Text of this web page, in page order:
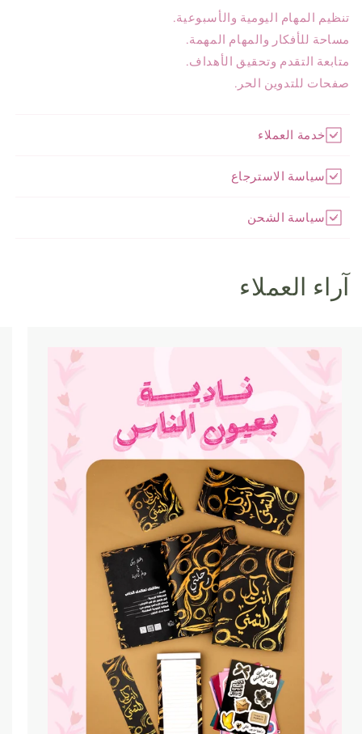
تنظيم المهام اليومية والأسبوعية.
مساحة للأفكار والمهام المهمة.
متابعة التقدم وتحقيق الأهداف.
صفحات للتدوين الحر.
خدمة العملاء
سياسة الاسترجاع
سياسة الشحن
آراء العملاء